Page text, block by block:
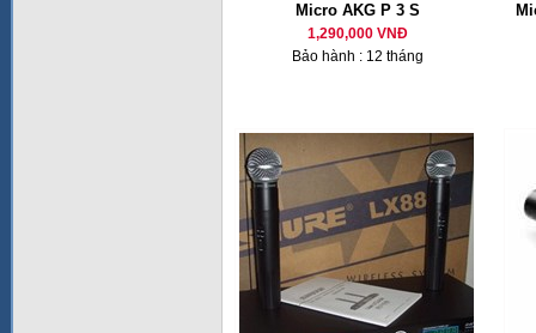
Micro AKG P 3 S
1,290,000 VNĐ
Bảo hành : 12 tháng